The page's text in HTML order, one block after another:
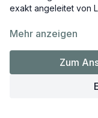
exakt angeleitet von
Level: intermediate/
Mehr anzeigen
Zum